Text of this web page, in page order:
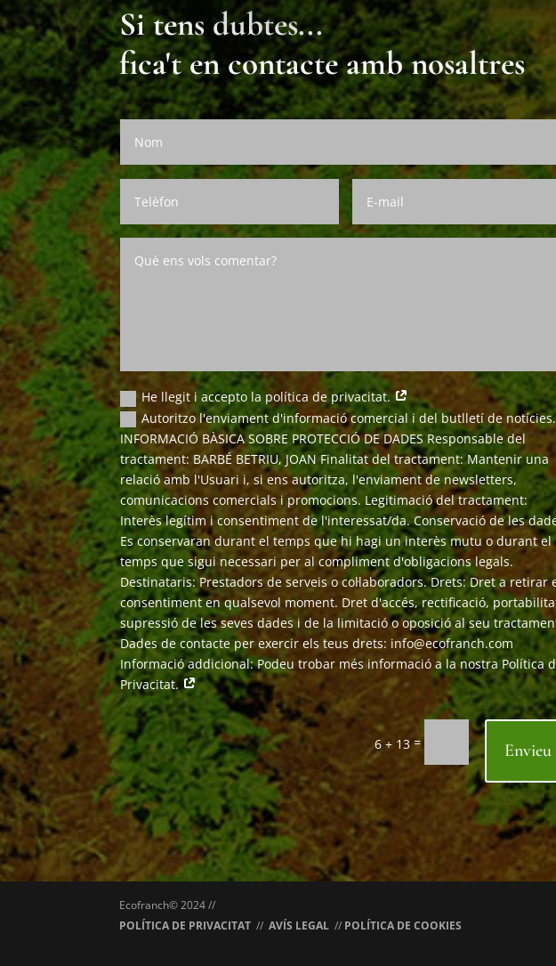
Si tens dubtes...
fica't en contacte amb nosaltres
He llegit i accepto la política de privacitat.
Autoritzo l'enviament d'informació comercial i del butlletí de notícies.
INFORMACIÓ BÀSICA SOBRE PROTECCIÓ DE DADES Responsable del
tractament: BARBÉ BETRIU, JOAN Finalitat del tractament: Mantenir una
relació amb l'Usuari i, si ens autoritza, l'enviament de newsletters,
comunicacions comercials i promocions. Legitimació del tractament:
Interès legítim i consentiment de l'interessat/da. Conservació de les
Es conservaran durant el temps que hi hagi un interès mutu o durant el
temps que sigui necessari per al compliment d'obligacions legals.
Destinataris: Prestadors de serveis o col·laboradors. Drets: Dret a retirar
consentiment en qualsevol moment. Dret d'accés, rectificació,
supressió de les seves dades i de la limitació o oposició al seu
Dades de contacte per exercir els teus drets: info@ecofranch.com
Informació addicional: Podeu trobar més informació a la nostra Política
Privacitat.
6 + 13= Envieu
Ecofranch© 2024 //
POLÍTICA DE PRIVACITAT //AVÍS LEGAL // POLÍTICA DE COOKIES